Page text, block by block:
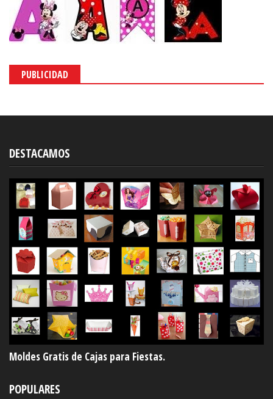
PUBLICIDAD
DESTACAMOS
Moldes Gratis de Cajas para Fiestas.
POPULARES